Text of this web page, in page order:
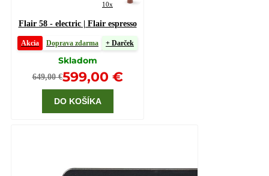
10x
Flair 58 - electric | Flair espresso
Akcia Doprava zdarma + Darček
Skladom
649,00 €599,00 €
DO KOŠÍKA